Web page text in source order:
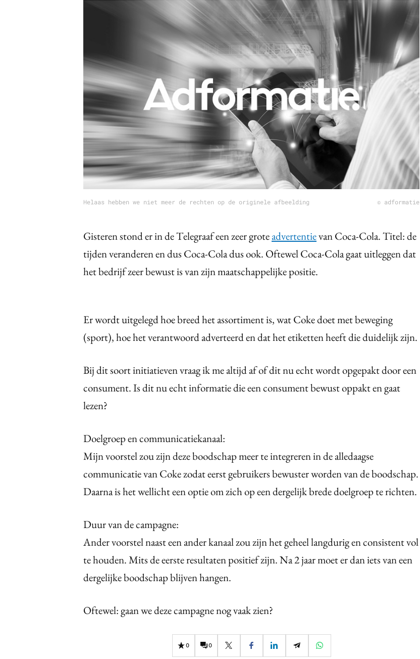
Gedragsverandering
Influencer marketing
Interne communicatie
Martech
Purpose Marketing
Reputatie & crisis
Helaas hebben we niet meer de rechten op de originele afbeelding © adformatie
Gisteren stond er in de Telegraaf een zeer groteadvertentievan Coca-Cola. Titel: de
tijden veranderen en dus Coca-Cola dus ook. Oftewel Coca-Cola gaat uitleggen dat
het bedrijf zeer bewust is van zijn maatschappelijke positie.
Er wordt uitgelegd hoe breed het assortiment is, wat Coke doet met beweging
(sport), hoe het verantwoord adverteerd en dat het etiketten heeft die duidelijk zijn.
Bij dit soort initiatieven vraag ik me altijd af of dit nu echt wordt opgepakt door een
consument. Is dit nu echt informatie die een consument bewust oppakt en gaat
lezen?
Doelgroep en communicatiekanaal:
Mijn voorstel zou zijn deze boodschap meer te integreren in de alledaagse
communicatie van Coke zodat eerst gebruikers bewuster worden van de boodschap.
Daarna is het wellicht een optie om zich op een dergelijk brede doelgroep te richten.
Duur van de campagne:
Ander voorstel naast een ander kanaal zou zijn het geheel langdurig en consistent vol
te houden. Mits de eerste resultaten positief zijn. Na 2 jaar moet er dan iets van een
dergelijke boodschap blijven hangen.
Oftewel: gaan we deze campagne nog vaak zien?
0 0